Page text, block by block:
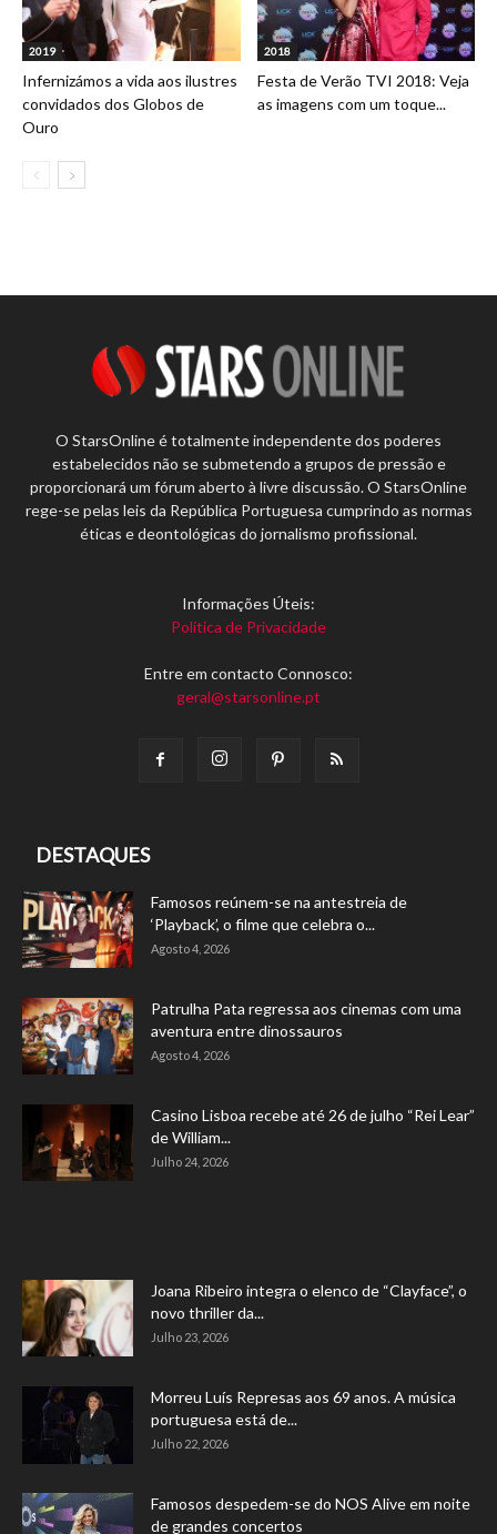
2019
Infernizámos a vida aos ilustres
convidados dos Globos de
Ouro
2018
Festa de Verão TVI 2018: Veja
as imagens com um toque...
O StarsOnline é totalmente independente dos poderes
estabelecidos não se submetendo a grupos de pressão e
proporcionará um fórum aberto à livre discussão. O StarsOnline
rege-se pelas leis da República Portuguesa cumprindo as normas
éticas e deontológicas do jornalismo profissional.
Informações Úteis:
Política de Privacidade
Entre em contacto Connosco:
geral@starsonline.pt
DESTAQUES
Famosos reúnem-se na antestreia de
‘Playback’, o filme que celebra o...
Agosto 4, 2026
Patrulha Pata regressa aos cinemas com uma
aventura entre dinossauros
Agosto 4, 2026
Casino Lisboa recebe até 26 de julho “Rei Lear”
de William...
Julho 24, 2026
Joana Ribeiro integra o elenco de “Clayface”, o
novo thriller da...
Julho 23, 2026
Morreu Luís Represas aos 69 anos. A música
portuguesa está de...
Julho 22, 2026
Famosos despedem-se do NOS Alive em noite
de grandes concertos